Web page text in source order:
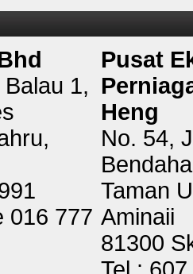
1,
016 777
Pusat
Heng
No. 54,
Taman
Aminaii
81300